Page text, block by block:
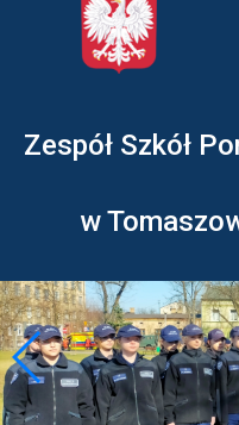
Zespół Szkół
w